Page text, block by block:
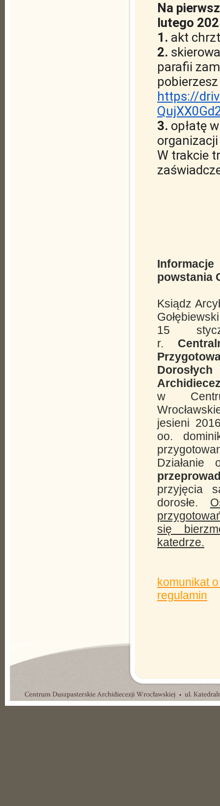
Na
lutego
1. akt
2.
parafii
https://
3. opłatę
W trakcie
powstania
Ksiądz
15
r.
w
jesieni
oo.
przyjęcia
dorosłe.
się
katedrze.
komunikat
regulamin